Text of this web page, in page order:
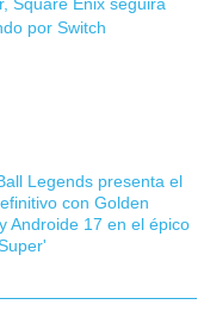
por Switch
Legends presenta el
con Golden
Androide 17 en el épico